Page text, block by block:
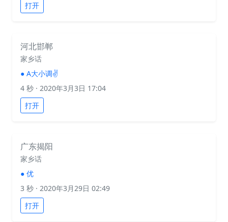
打开
河北邯郸
家乡话
● A大小调✌️
4 秒 · 2020年3月3日 17:04
打开
广东揭阳
家乡话
● 优
3 秒 · 2020年3月29日 02:49
打开